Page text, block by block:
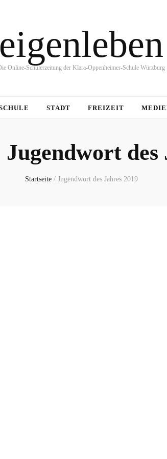
eigenleben
Online-Schülerzeitung der Klara-Oppenheimer-Schule Würzburg
STADT FREIZEIT
Jugendwort des
Startseite / Jugendwort des Jahres 2019